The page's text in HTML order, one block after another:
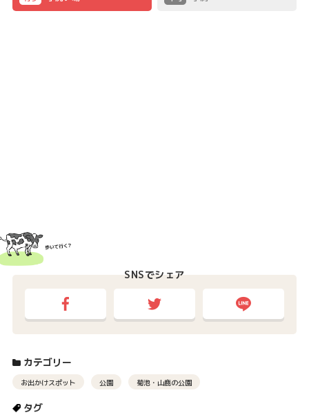
SNSでシェア
カテゴリー
お出かけスポット 公園 菊池・山鹿の公園
タグ